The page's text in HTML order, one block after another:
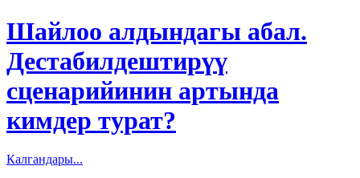
Шайлоо алдындагы абал.
Дестабилдештирүү
сценарийинин артында
кимдер турат?
Калгандары...